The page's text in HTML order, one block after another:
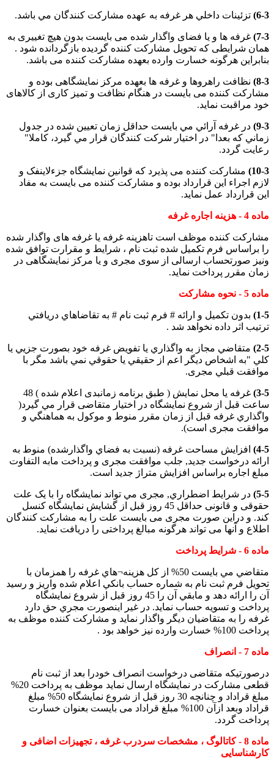
6-3) تزئينات داخلي هر غرفه به عهده مشاركت كنندگان مي باشد.
7-3) غرفه ها و يا فضای واگذار شده می بايست بدون هيچ تغييری به
همان شرايطی که تحويل مشارکت کننده گرديده بازگردانده شود .
بنابراين هرگونه خسارت وارده بعهده مشارکت کننده می باشد.
8-3) نظافت راهروها و غرفه ها بعهده مرکز نمايشگاهی بوده و
مشارکت کننده می بايست در هنگام نظافت و تميز کاری از کالاهای
خود مراقبت نمايد.
9-3) در غرفه آرائي مي بايست حداقل زمان تعيين شده در جدول
زماني كه بعدا" در اختيار شركت كنندگان قرار مي گيرد، كاملا"
رعايت گردد.
10-3)
مشارکت کننده می پذيرد که قوانين نمايشگاه جزءلاينفک و
لازم اجراء اين قرارداد بوده و مشارکت کننده می بايست به مفاد
اين قرارداد عمل نمايد.
ماده 4 - هزينه اجاره غرفه
مشارکت کننده موظف است تاهزينه غرفه يا غرفه های واگذار شده
را براساس فرم تکميل شده ثبت نام ، شرايط و مقرارت توافق شده
ونیز صورتحساب ارسالی از سوی مجری و يا مرکز نمايشگاهی در
زمان مقرر پرداخت نمايد.
ماده 5 - نحوه مشاركت
1-5) بدون تکمیل و ارائه # فرم ثبت نام # به تقاضاهاي دريافتي
ترتيب اثر داده نخواهد شد .
2-5) متقاضي مجاز به واگذاري يا تفويض غرفه خود بصورت جزيي يا
كلي "به اشخاص ديگر اعم از حقيقي يا حقوقي نمي باشد مگر با
موافقت قبلي مجری.
3-5)
غرفه يا محل نمايش ( طبق برنامه زمانبدی اعلام شده ) 48
ساعت قبل از شروع نمايشگاه در اختيار متقاضی قرار مي گيرد(
واگذاري غرفه قبل از زمان مقرر منوط و موكول به هماهنگي و
موافقت مجری است).
4-5)
افزايش مساحت غرفه (نسبت به فضاي واگذارشده) منوط به
ارائه درخواست جديد, جلب موافقت مجری و پرداخت مابه التفاوت
مبلغ اجاره براساس افزايش متراژ جديد است.
5-5) در شرايط اضطراري, مجری مي تواند نمايشگاه را با يک علت
حقوقی و قانونی حداقل 45 روز قبل از گشايش نمايشگاه کنسل
کند. و دراين صورت مجری می بايست علت را به مشارکت کنندگان
اطلاع و آنها می تواند هرگونه مبالغ پرداختی را دريافت نمايد.
ماده 6 - شرايط پرداخت
متقاضي مي بايست 50% از كل هزينه¬هاي غرفه را همزمان با
تحويل فرم ثبت نام به شماره حساب بانكي اعلام شده واريز و رسيد
آن را ارائه دهد و مابقي آن را 45 روز قبل از شروع نمايشگاه
پرداخت و تسويه حساب نمايد. در غير اينصورت مجري حق دارد
غرفه را به متقاضيان ديگر واگذار نمايد و مشاركت كننده موظف به
پرداخت 100% خسارت وارده نيز خواهد بود .
ماده 7 - انصراف
درصورتيکه متقاضی درخواست انصراف خودرا بعد از ثبت نام
قطعی مشارکت در نمايشگاه ارسال نمايد موظف به پرداخت 20%
مبلغ قراداد و چنانچه 30 روز قبل از شروع نمايشگاه 50% مبلغ
قراداد وبعد ازآن 100% مبلغ قراداد می بايست بعنوان خسارت
پرداخت گردد.
ماده 8 - كاتالوگ ، مشخصات سردرب غرفه ، تجهيزات اضافی و
کارشناسايی